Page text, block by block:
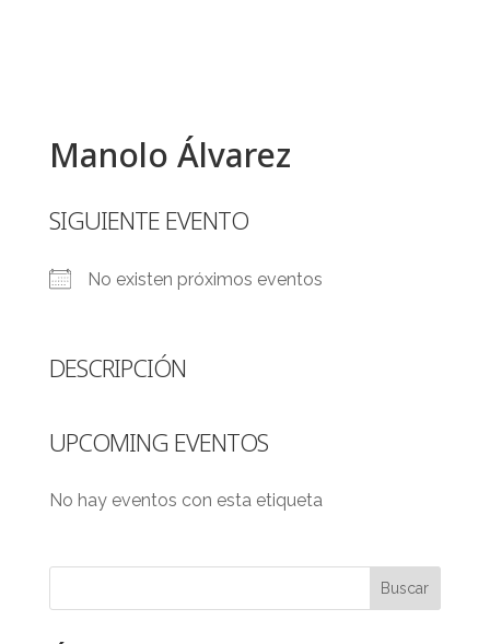
Manolo Álvarez
SIGUIENTE EVENTO
No existen próximos eventos
DESCRIPCIÓN
UPCOMING EVENTOS
No hay eventos con esta etiqueta
Buscar